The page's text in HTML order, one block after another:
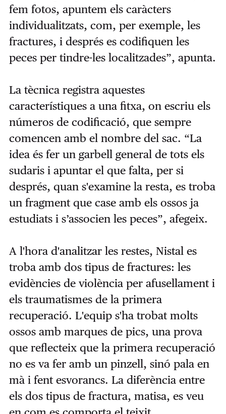
fem fotos, apuntem els caràcters
individualitzats, com, per exemple, les
fractures, i després es codifiquen les
peces per tindre-les localitzades”, apunta.
La tècnica registra aquestes
característiques a una fitxa, on escriu els
números de codificació, que sempre
comencen amb el nombre del sac. “La
idea és fer un garbell general de tots els
sudaris i apuntar el que falta, per si
després, quan s'examine la resta, es troba
un fragment que case amb els ossos ja
estudiats i s’associen les peces”, afegeix.
A l'hora d'analitzar les restes, Nistal es
troba amb dos tipus de fractures: les
evidències de violència per afusellament i
els traumatismes de la primera
recuperació. L'equip s'ha trobat molts
ossos amb marques de pics, una prova
que reflecteix que la primera recuperació
no es va fer amb un pinzell, sinó pala en
mà i fent esvorancs. La diferència entre
els dos tipus de fractura, matisa, es veu